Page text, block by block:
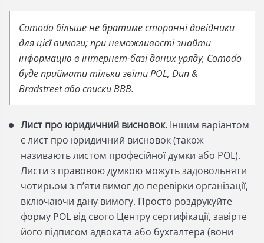
Comodo більше не братиме сторонні довідники
для цієї вимоги; при неможливості знайти
інформацію в інтернет-базі даних уряду, Comodo
буде приймати тільки звіти POL, Dun &
Bradstreet або списки BBB.
Лист про юридичний висновок. Іншим варіантом
є лист про юридичний висновок (також
називають листом професійної думки або POL).
Листи з правовою думкою можуть задовольняти
чотирьом з п’яти вимог до перевірки організації,
включаючи дану вимогу. Просто роздрукуйте
форму POL від свого Центру сертифікації, завірте
його підписом адвоката або бухгалтера (вони